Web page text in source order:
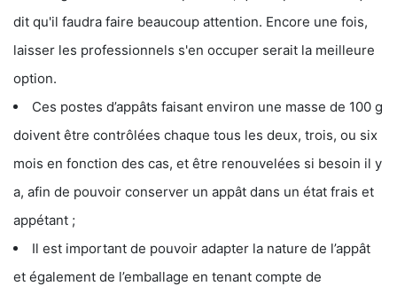
dit qu'il faudra faire beaucoup attention. Encore une fois,
laisser les professionnels s'en occuper serait la meilleure
option.
Ces postes d’appâts faisant environ une masse de 100 g
doivent être contrôlées chaque tous les deux, trois, ou six
mois en fonction des cas, et être renouvelées si besoin il y
a, afin de pouvoir conserver un appât dans un état frais et
appétant ;
Il est important de pouvoir adapter la nature de l’appât
et également de l’emballage en tenant compte de